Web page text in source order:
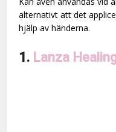
alternativt att det
hjälp av händerna.
1. Lanza